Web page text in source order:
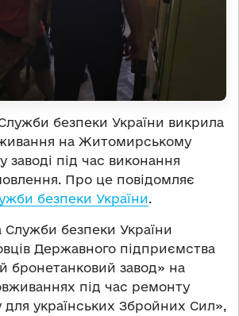
безпеки України викрила
на Житомирському
заводі під час виконання
Про це повідомляє
безпеки України.
Служби безпеки України
Державного підприємства
бронетанковий завод» на
під час ремонту
для українських Збройних Сил»,